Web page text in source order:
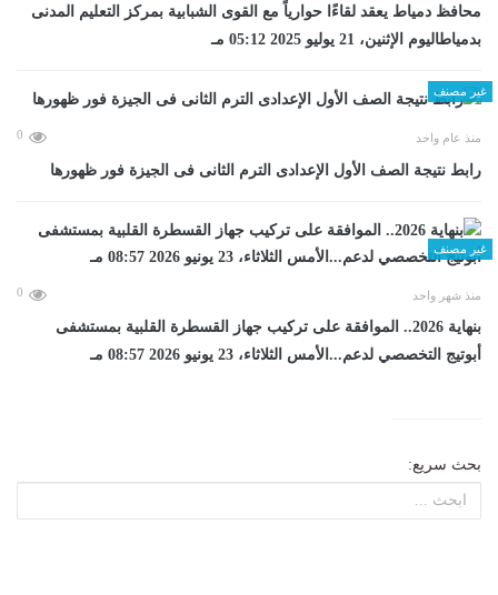
محافظ دمياط يعقد لقاءًا حوارياً مع القوى الشبابية بمركز التعليم المدنى
بدمياطاليوم الإثنين، 21 يوليو 2025 05:12 مـ
غير مصنف
منذ عام واحد 0
رابط نتيجة الصف الأول الإعدادى الترم الثانى فى الجيزة فور ظهورها
غير مصنف
منذ شهر واحد 0
بنهاية 2026.. الموافقة على تركيب جهاز القسطرة القلبية بمستشفى
أبوتيج التخصصي لدعم...الأمس الثلاثاء، 23 يونيو 2026 08:57 مـ
بحث سريع: